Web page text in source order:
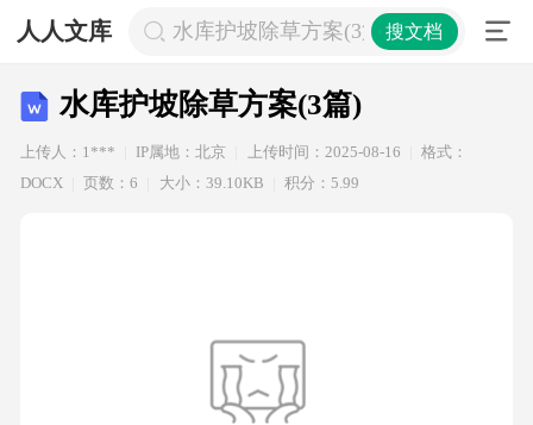
人人文库 水库护坡除草方案(3篇)搜文档
水库护坡除草方案(3篇)
上传人：1*** IP属地：北京 上传时间：2025-08-16
格式：
DOCX
页数：6 大小：39.10KB 积分：5.99